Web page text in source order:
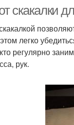
скакалки
легко
регулярно
рук.